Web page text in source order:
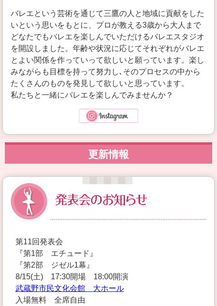
Schedule
Prize
Gallery
Access
バレエという芸術を通じて三鷹の人と地域に貢献をした
いという思いをもとに、プロが教える3歳から大人まで
どなたでもバレエを楽しんでいただけるバレエスタジオ
を開設しました。年齢や状況に応じてそれぞれがバレエ
とよい関係を作っていって欲しいと願っています。楽し
みながらも目標を持って努力し､そのプロセスの中から
たくさんのものを発見して欲しいと思っています。
私たちと一緒にバレエを楽しんでみませんか？
更新情報
第11回発表会
『第1部 エチュード』
『第2部 ジゼル1幕』
8/15(土) 17:30開場 18:00開演
武蔵野市民文化会館 大ホール
入場無料 全席自由